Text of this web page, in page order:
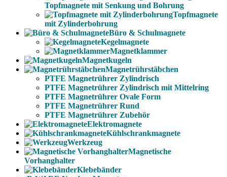
Topfmagnete mit Senkung und Bohrung
Topfmagnete
mit Zylinderbohrung
Büro & Schulmagnete
Kegelmagnete
Magnetklammer
Magnetkugeln
Magnetrührstäbchen
PTFE Magnetrührer Zylindrisch
PTFE Magnetrührer Zylindrisch mit Mittelring
PTFE Magnetrührer Ovale Form
PTFE Magnetrührer Rund
PTFE Magnetrührer Zubehör
Elektromagnete
Kühlschrankmagnete
Werkzeug
Magnetische
Vorhanghalter
Klebebänder